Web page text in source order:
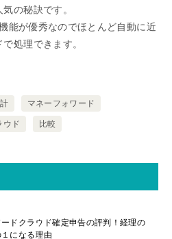
の秘訣です。
能が優秀なのでほとんど自動に近
処理できます。
マネーフォワード
ウド 比較
ドクラウド確定申告の評判！経理の
になる理由